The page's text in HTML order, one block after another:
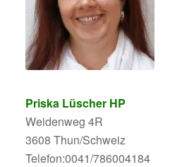
Priska Lüscher HP
Weidenweg 4R
3608 Thun/Schweiz
Telefon:0041/786004184